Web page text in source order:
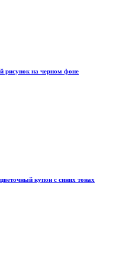
рисунок на черном фоне
купон с синих тонах